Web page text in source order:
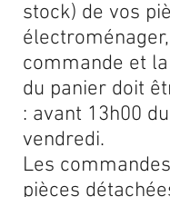
stock) de vos
commande et
du panier doit
: avant 13h00
vendredi.
Les
pièces